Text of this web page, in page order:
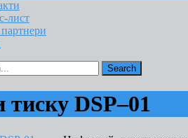
лист
DSP–01